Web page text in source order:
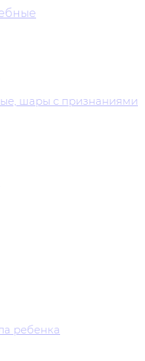
шары с признаниями
ребенка